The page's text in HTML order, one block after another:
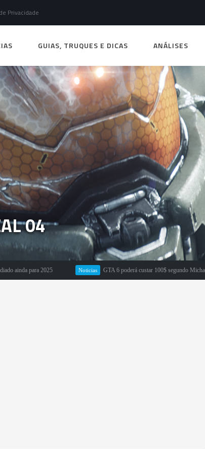
Privacidade
GUIAS, TRUQUES E DICAS ANÁLISES
04
para 2025 GTA 6 poderá custar 100$ segundo Michael Pachter